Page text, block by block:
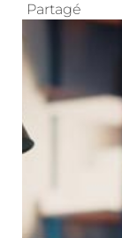
Partagé